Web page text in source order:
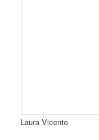
Laura Vicente